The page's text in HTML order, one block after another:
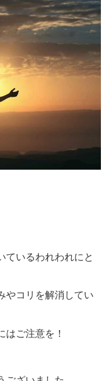
ているわれわれにと
やコリを解消してい
はご注意を！